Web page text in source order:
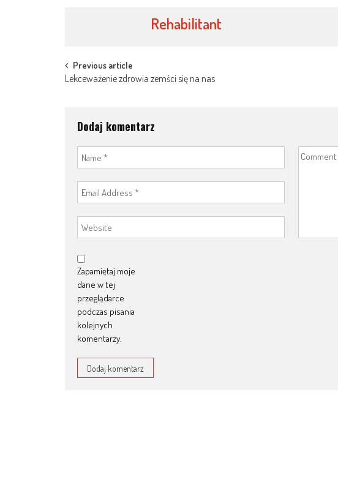
Rehabilitant
Post
Previous article
Lekceważenie zdrowia zemści się na nas
Dodaj komentarz
Zapamiętaj moje
dane w tej
przeglądarce
podczas pisania
kolejnych
komentarzy.